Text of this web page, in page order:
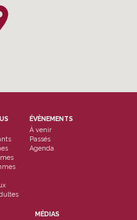
ÉVÈNEMENTS
À venir
Passés
Agenda
MÉDIAS